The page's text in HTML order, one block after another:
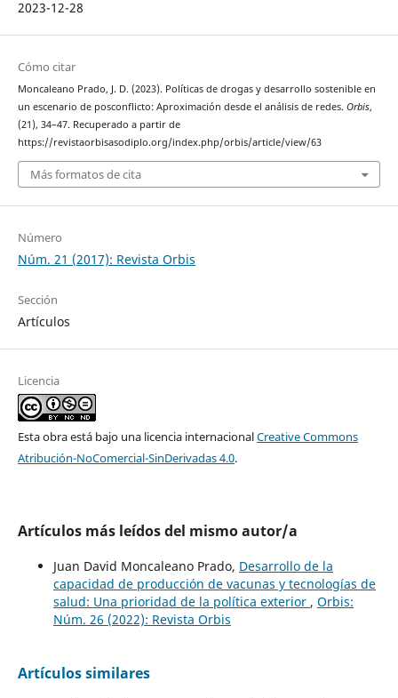
2023-12-28
Cómo citar
Moncaleano Prado, J. D. (2023). Políticas de drogas y desarrollo sostenible en
un escenario de posconflicto: Aproximación desde el análisis de redes. Orbis,
(21), 34–47. Recuperado a partir de
https://revistaorbisasodiplo.org/index.php/orbis/article/view/63
Más formatos de cita
Número
Núm. 21 (2017): Revista Orbis
Sección
Artículos
Licencia
Esta obra está bajo una licencia internacionalCreative Commons
Atribución-NoComercial-SinDerivadas 4.0.
Artículos más leídos del mismo autor/a
Juan David Moncaleano Prado, Desarrollo de la
capacidad de producción de vacunas y tecnologías de
salud: Una prioridad de la política exterior , Orbis:
Núm. 26 (2022): Revista Orbis
Artículos similares